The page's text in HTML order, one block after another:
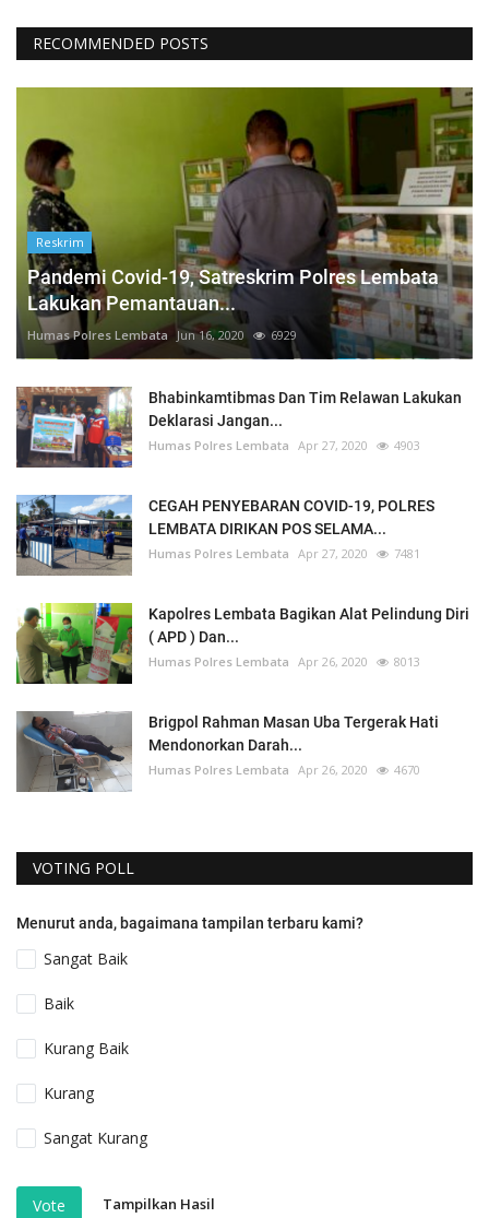
RECOMMENDED POSTS
Reskrim
Pandemi Covid-19, Satreskrim Polres Lembata
Lakukan Pemantauan...
Humas Polres Lembata Jun 16, 2020 6929
Bhabinkamtibmas Dan Tim Relawan Lakukan
Deklarasi Jangan...
Humas Polres Lembata Apr 27, 2020 4903
CEGAH PENYEBARAN COVID-19, POLRES
LEMBATA DIRIKAN POS SELAMA...
Humas Polres Lembata Apr 27, 2020 7481
Kapolres Lembata Bagikan Alat Pelindung Diri
( APD ) Dan...
Humas Polres Lembata Apr 26, 2020 8013
Brigpol Rahman Masan Uba Tergerak Hati
Mendonorkan Darah...
Humas Polres Lembata Apr 26, 2020 4670
VOTING POLL
Menurut anda, bagaimana tampilan terbaru kami?
Sangat Baik
Baik
Kurang Baik
Kurang
Sangat Kurang
Vote Tampilkan Hasil